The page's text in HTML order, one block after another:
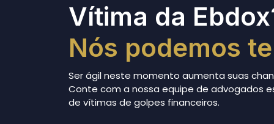
Vítima da
Nós podemos
Ser ágil neste momento aumenta suas
Conte com a nossa equipe de advogados
de vítimas de golpes financeiros.